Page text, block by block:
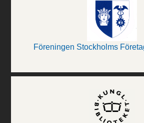
Föreningen Stockholms